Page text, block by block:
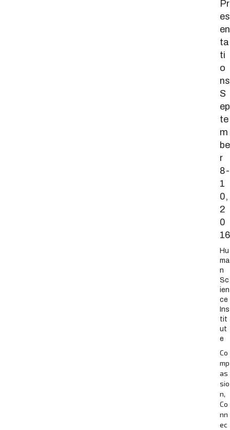
Pr
es
en
ta
ti
o
ns
S
ep
te
m
be
r
8-
1
0,
2
0
16
Hu
ma
n
Sc
ien
ce
Ins
tit
ut
e
Co
mp
as
sio
n,
Co
nn
ec